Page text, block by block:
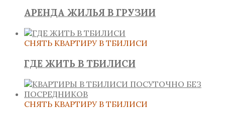
АРЕНДА ЖИЛЬЯ В ГРУЗИИ
СНЯТЬ КВАРТИРУ В ТБИЛИСИ
ГДЕ ЖИТЬ В ТБИЛИСИ
СНЯТЬ КВАРТИРУ В ТБИЛИСИ